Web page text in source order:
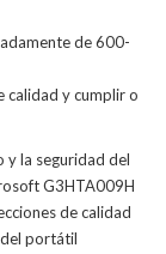
de 600-
calidad y cumplir o
y la seguridad del
G3HTA009H
de calidad
portátil